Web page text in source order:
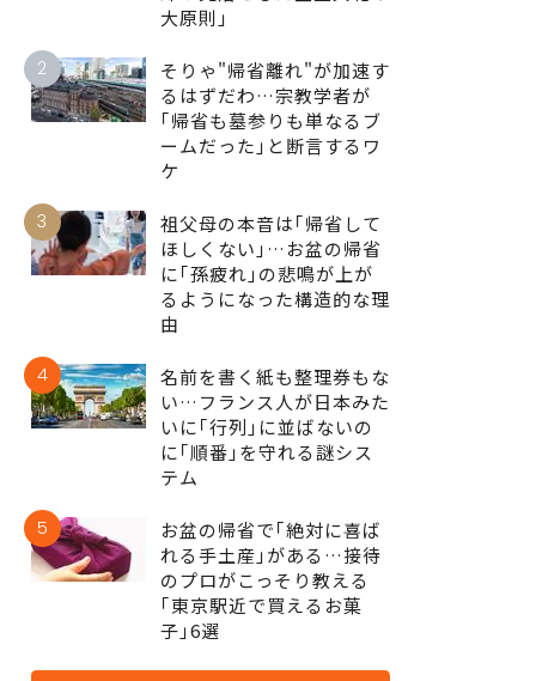
大原則｣
2
そりゃ"帰省離れ"が加速す
るはずだわ…宗教学者が
｢帰省も墓参りも単なるブ
ームだった｣と断言するワ
ケ
3
祖父母の本音は｢帰省して
ほしくない｣…お盆の帰省
に｢孫疲れ｣の悲鳴が上が
るようになった構造的な理
由
4
名前を書く紙も整理券もな
い…フランス人が日本みた
いに｢行列｣に並ばないの
に｢順番｣を守れる謎シス
テム
5
お盆の帰省で｢絶対に喜ば
れる手土産｣がある…接待
のプロがこっそり教える
｢東京駅近で買えるお菓
子｣6選